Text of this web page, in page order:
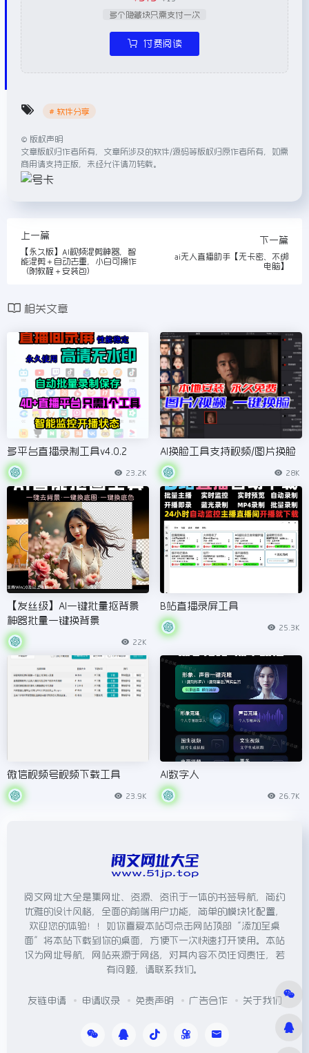
多个隐藏块只需支付一次
付费阅读
# 软件分享
© 版权声明
文章版权归作者所有，文章所涉及的软件/源码等版权归原作者所有，如需
商用请支持正版，未经允许请勿转载。
上一篇
【永久版】AI视频混剪神器，智
能混剪＋自动去重，小白可操作
（附教程＋安装包）
下一篇
ai无人直播助手【无卡密、不绑
电脑】
相关文章
多平台直播录制工具v4.0.2
23.2K
AI换脸工具支持视频/图片换脸
28K
【发丝级】AI一键批量抠背景
神器批量一键换背景
22K
B站直播录屏工具
25.3K
微信视频号视频下载工具
23.9K
AI数字人
26.7K
阅文网址大全是集网址、资源、资讯于一体的书签导航，简约
优雅的设计风格，全面的前端用户功能，简单的模块化配置，
欢迎您的体验！！如你喜爱本站可点击网站顶部“添加至桌
面”将本站下载到你的桌面，方便下一次快速打开使用。本站
仅为网址导航，网站来源于网络，对其内容不负任何责任，若
有问题，请联系我们。
友链申请 申请收录 免责声明 广告合作 关于我们